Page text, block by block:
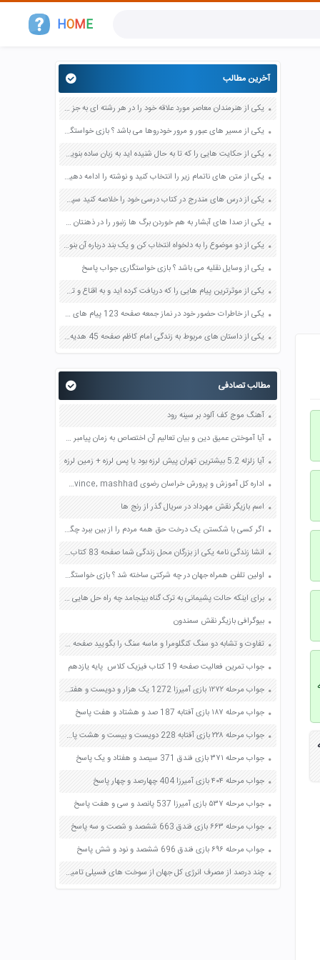
HOME
۱ پایه
آخرین مطالب
یکی از هنرمندان معاصر مورد علاقه خود را در هر رشته ای به جز عکاسی صفحه 69 فرهنگ و هنر نهم
یکی از مسیر های عبور و مرور خودروها می باشد ؟ بازی خواستگاری جواب پاسخ
یکی از حکایت هایی را که تا به حال شنیده اید به زبان ساده بنویسید صفحه 97 نگارش ششم دبستان
یکی از متن های ناتمام زیر را انتخاب کنید و نوشته را ادامه دهید صفحه 73 و 74 کتاب نگارش فارسی پنجم دبستان
یکی از درس های مندرج در کتاب درسی خود را خلاصه کنید سپس متن خلاصه شده را با بهره گیری از روش های دسته بندی نمودار جدول نقشه مفهومی نشان دهید صفحه 118 نگارش یازدهم
یکی از صدا های آبشار به هم خوردن برگ ها زنبور را در ذهنتان مجسم کنید و درباره آن یک بند بنویسید صفحه 11 نگارش پنجم
یکی از دو موضوع را به دلخواه انتخاب کن و یک بند درباره آن بنویس صفحه 35 کتاب نگارش فارسی سوم
یکی از وسایل نقلیه می باشد ؟ بازی خواستگاری جواب پاسخ
یکی از موثرترین پیام هایی را که دریافت کرده اید و به اقناع و تغییری جدی در شما منجر شده است برسی کنید و علت این تاثیر گذاری قابل توجه را بنویسید صفحه 52 تفکر و سواد رسانه ای دهم
یکی از خاطرات حضور خود در نماز جمعه صفحه 123 پیام های آسمان هفتم
یکی از داستان های مربوط به زندگی امام کاظم صفحه 45 هدیه های آسمان چهارم
مطالب تصادفی
آهنگ موج کف آلود بر سینه رود
آیا آموختن عمیق دین و بیان تعالیم آن اختصاص به زمان پیامبر دارد؟ چرا؟ صفحه 125 دین و زندگی یازدهم
آیا زلزله 5.2 بیشترین تهران پیش لرزه بود یا پس لرزه + زمین لرزه
اداره کل آموزش و پرورش خراسان رضوی razavi khorasan province, mashhad
اسم بازیگر نقش مهرداد در سریال گذر از رنج ها
اگر کسی با شکستن یک درخت حق همه مردم را از بین ببرد چگونه می تواند این حق یزرگ را جبران کند؟ صفحه 124 پیام های آسمان هشتم
انشا زندگی نامه یکی از بزرگان محل زندگی شما صفحه 83 کتاب نگارش کلاس هفتم
اولین تلفن همراه جهان در چه شرکتی ساخته شد ؟ بازی خواستگاری جواب پاسخ
برای اینکه حالت پشیمانی به ترک گناه بینجامد چه راه حل هایی را پیشنهاد می دهید صفحه 89 دین و زندگی دوازدهم
بیوگرافی بازیگر نقش سمندون
تفاوت و تشابه دو سنگ کنگلومرا و ماسه سنگ را بگویید صفحه 111 علوم هشتم
جواب تمرین فعالیت صفحه 19 کتاب فیزیک کلاس پایه یازدهم
جواب مرحله ۱۲۷۲ بازی آمیرزا 1272 یک هزار و دویست و هفتاد و دو پاسخ
جواب مرحله ۱۸۷ بازی آفتابه 187 صد و هشتاد و هفت پاسخ
جواب مرحله ۲۲۸ بازی آفتابه 228 دویست و بیست و هشت پاسخ
جواب مرحله ۳۷۱ بازی فندق 371 سیصد و هفتاد و یک پاسخ
جواب مرحله ۴۰۴ بازی آمیرزا 404 چهارصد و چهار پاسخ
جواب مرحله ۵۳۷ بازی آمیرزا 537 پانصد و سی و هفت پاسخ
جواب مرحله ۶۶۳ بازی فندق 663 ششصد و شصت و سه پاسخ
جواب مرحله ۶۹۶ بازی فندق 696 ششصد و نود و شش پاسخ
چند درصد از مصرف انرژی کل جهان از سوخت های فسیلی تامین شده است؟ صفحه 74 علوم هفتم